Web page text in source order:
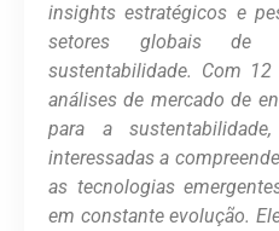
insights estratégicos e
setores globais de
sustentabilidade. Com
análises de mercado de
para a
interessadas a
as tecnologias
em constante evolução.